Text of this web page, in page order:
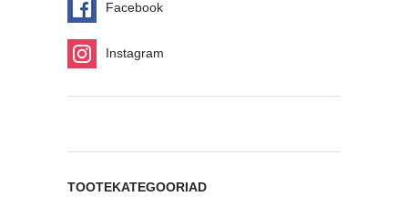
Facebook
Instagram
TOOTEKATEGOORIAD